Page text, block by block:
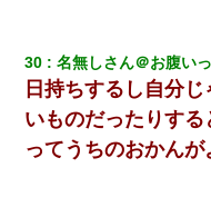
さんご存じですか？』
出張中の旦那から『フリ
「本当に家まで来たの？
いのか！」→ 離婚後
30 名無しさん＠お腹いっ
日持ちするし自分
いものだったりす
ってうちのおかんが